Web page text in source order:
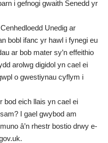
i gefnogi gwaith Senedd yr
Unedig ar
bobl ifanc yr hawl i fynegi eu
ar bob mater sy’n effeithio
arolwg digidol yn cael ei
o gwestiynau cyflym i
bod eich llais yn cael ei
I gael gwybod am
â’n rhestr bostio drwy e-
.